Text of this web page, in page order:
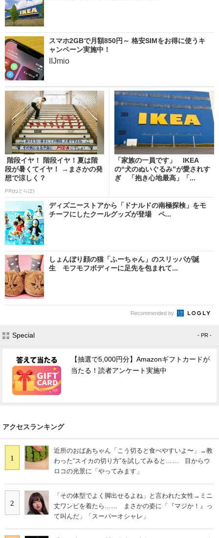
スマホ2GBで月額850円～ 格安SIMをお得に使うキ
ャンペーン実施中！
IIJmio
階段イヤ！ 階段イヤ！夏は階
段が暑くてイヤ！ →まさかの発
想で涼しく？
PR(ねとらぼ)
「家族の一員です」 IKEA
の“犬のぬいぐるみ”が愛されす
ぎ 「抱き心地最高」「...
ディズニーストアから「ドナルドの南極探検」をモ
チーフにしたクールグッズが登場 ペ...
しょんぼり顔の猫「ふーちゃん」のスリッパが誕
生 モフモフボディーに足先を包まれて...
Recommended by
Special - PR -
【抽選で5,000円分】Amazonギフトカードが
当たる！読者アンケート実施中
アクセスランキング
1
近所のおばあちゃん「こう切ると食べやすいよ〜」→教
わった“スイカの切り方”を試してみると…… 目からウ
ロコの光景に「やってみます」
2
「その体型でよく脚出せるよね」と言われた女性→ミニ
丈ワンピを着たら…… まさかの姿に「『マジか！』っ
て叫んだ」「スーパーオシャレ」